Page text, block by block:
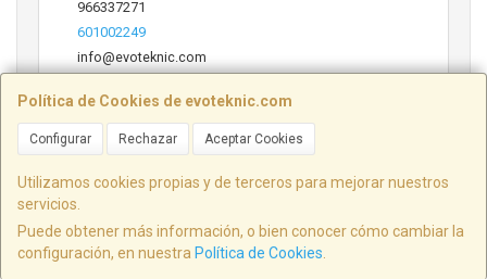
Política de Cookies de evoteknic.com
Configurar Rechazar Aceptar Cookies
Utilizamos cookies propias y de terceros para mejorar nuestros
servicios.
Puede obtener más información, o bien conocer cómo cambiar la
configuración, en nuestra Política de Cookies
966337271
601002249
info@evoteknic.com
Horario
ALICANTE 48 LOCAL 2, 03440, Alicante, España. - C.I.F.: B54578497 - Tfno:
601002249